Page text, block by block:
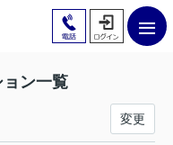
ン一覧
変更